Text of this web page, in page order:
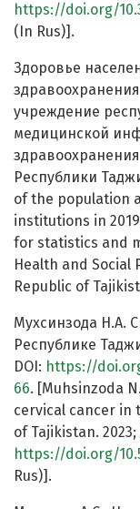
https://doi.org/
(In Rus)].
Здоровье
здравоохранения
учреждение
медицинской
Республики
of the population
institutions in
for statistics and
Health and
Republic of
Мухсинзода Н.А.
Республике
DOI: https://
66. [Muhsinzoda
cervical cancer in
of Tajikistan. 2023;
https://doi.org/
Rus)].